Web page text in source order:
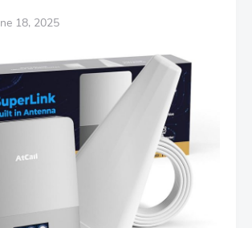
18, 2025